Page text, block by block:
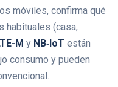
móviles, confirma qué
habituales (casa,
M y NB‑IoT están
consumo y pueden